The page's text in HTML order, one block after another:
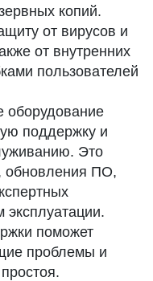
копий.
от вирусов и
от внутренних
пользователей
оборудование
поддержку и
Это
обновления ПО,
эксплуатации.
поможет
проблемы и